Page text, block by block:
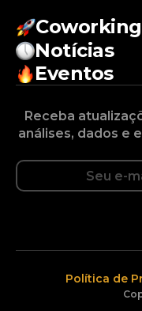
Notícias
Eventos
Receba
análises, dados e
Política de